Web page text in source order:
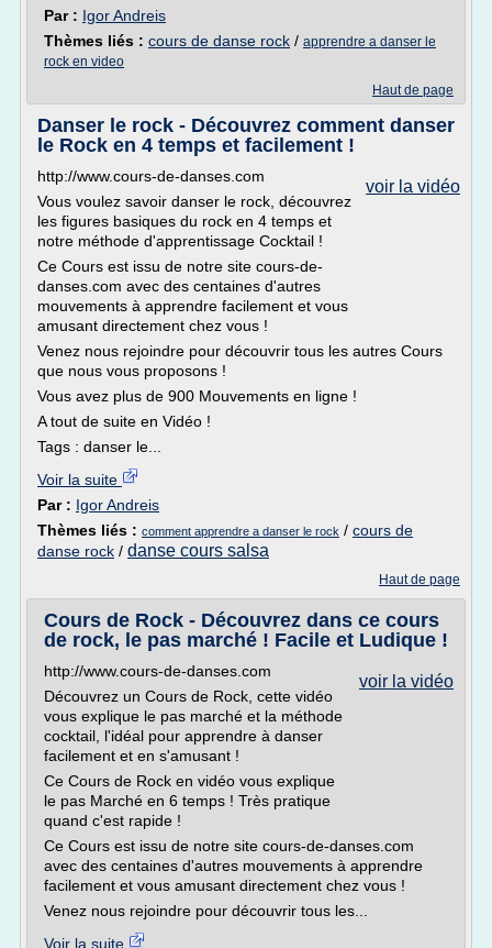
Par : Igor Andreis
Thèmes liés : cours de danse rock / apprendre a danser le
rock en video
Haut de page
Danser le rock - Découvrez comment danser
le Rock en 4 temps et facilement !
voir la vidéo
http://www.cours-de-danses.com
Vous voulez savoir danser le rock, découvrez
les figures basiques du rock en 4 temps et
notre méthode d'apprentissage Cocktail !
Ce Cours est issu de notre site cours-de-
danses.com avec des centaines d'autres
mouvements à apprendre facilement et vous
amusant directement chez vous !
Venez nous rejoindre pour découvrir tous les autres Cours
que nous vous proposons !
Vous avez plus de 900 Mouvements en ligne !
A tout de suite en Vidéo !
Tags : danser le...
Voir la suite
Par : Igor Andreis
Thèmes liés : comment apprendre a danser le rock / cours de
danse rock / danse cours salsa
Haut de page
Cours de Rock - Découvrez dans ce cours
de rock, le pas marché ! Facile et Ludique !
voir la vidéo
http://www.cours-de-danses.com
Découvrez un Cours de Rock, cette vidéo
vous explique le pas marché et la méthode
cocktail, l'idéal pour apprendre à danser
facilement et en s'amusant !
Ce Cours de Rock en vidéo vous explique
le pas Marché en 6 temps ! Très pratique
quand c'est rapide !
Ce Cours est issu de notre site cours-de-danses.com
avec des centaines d'autres mouvements à apprendre
facilement et vous amusant directement chez vous !
Venez nous rejoindre pour découvrir tous les...
Voir la suite